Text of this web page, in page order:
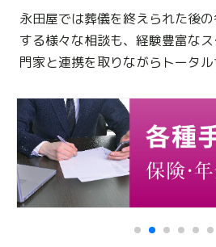
永田屋では葬儀を終えられた後
する様々な相談も、 経験豊富な
門家と連携を取りながらトータル